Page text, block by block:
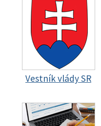
Vestník vlády SR